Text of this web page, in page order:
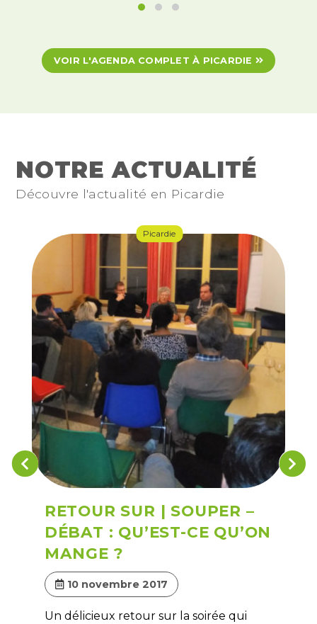
VOIR L'AGENDA COMPLET À PICARDIE
NOTRE ACTUALITÉ
Découvre l'actualité en Picardie
Picardie
RETOUR SUR | SOUPER –
DÉBAT : QU’EST-CE QU’ON
MANGE ?
10 novembre 2017
Un délicieux retour sur la soirée qui